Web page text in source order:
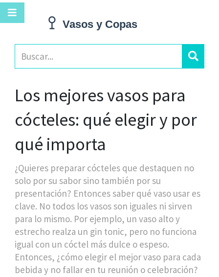
Los mejores vasos para
cócteles: qué elegir y por
qué importa
¿Quieres preparar cócteles que destaquen no
solo por su sabor sino también por su
presentación? Entonces saber qué vaso usar es
clave. No todos los vasos son iguales ni sirven
para lo mismo. Por ejemplo, un vaso alto y
estrecho realza un gin tonic, pero no funciona
igual con un cóctel más dulce o espeso.
Entonces, ¿cómo elegir el mejor vaso para cada
bebida y no fallar en tu reunión o celebración?